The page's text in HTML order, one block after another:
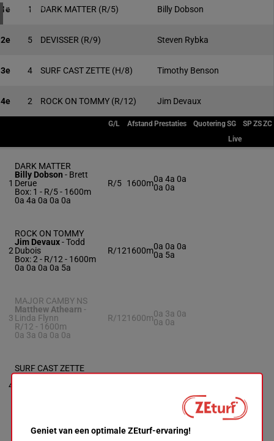
1 meeting(s)
1e 1 DARK MATTER (R/5) Billy Dobson
2e 5 DEVISSER (R/9) Steven Rybka
3e 4 SURF CAST ZETTE (H/8) Timothy Benson
4e 2 ROCK ON TOMMY (R/12) Jim Devaux
G/L Afstand Prestaties QuoteringSG SPZSZC
Live
1
DARK MATTER
Billy Dobson - Brett
Derue
Box: 1 - R/5 - 1600m
0a 4a 0a 0a 0a
R/5 1600m0a 4a 0a
0a 0a
2
ROCK ON TOMMY
Jim Devaux-Todd
Dubois
Box: 2 - R/12 - 1600m
0a 0a 0a 0a 5a
R/121600m0a 0a 0a
0a 5a
3
MAJOR CAMBY NS
Matthew Athearn -
Linda Flynn
R/12 - 1600m
0a 3a 0a 0a 0a
R/121600m0a 3a 0a
0a 0a
4
SURF CAST ZETTE
Timothy Benson-John
DEVISSER
Geniet van een optimale ZEturf-ervaring!